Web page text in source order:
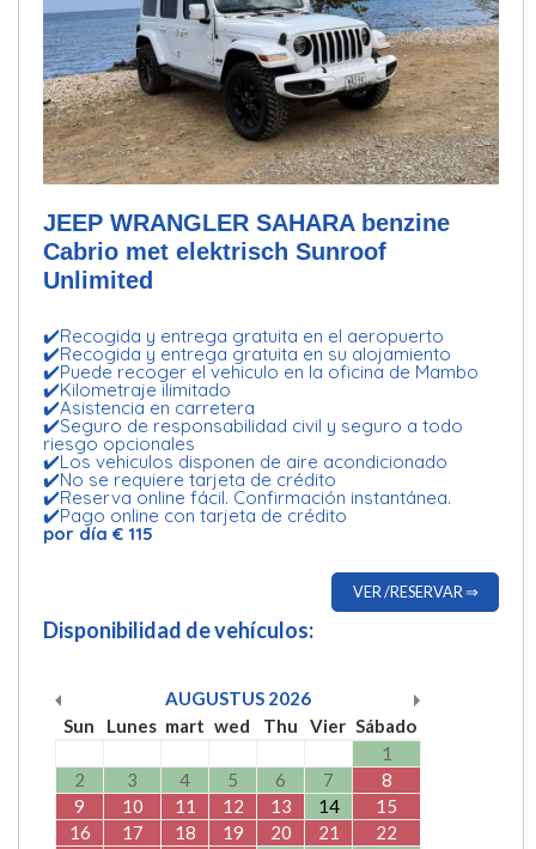
JEEP WRANGLER SAHARA benzine
Cabrio met elektrisch Sunroof
Unlimited
✔️Recogida y entrega gratuita en el aeropuerto
✔️Recogida y entrega gratuita en su alojamiento
✔️Puede recoger el vehiculo en la oficina de Mambo
✔️Kilometraje ilimitado
✔️Asistencia en carretera
✔️Seguro de responsabilidad civil y seguro a todo
riesgo opcionales
✔️Los vehiculos disponen de aire acondicionado
✔️No se requiere tarjeta de crédito
✔️Reserva online fácil. Confirmación instantánea.
✔️Pago online con tarjeta de crédito
por día € 115
VER /RESERVAR ⇒
Disponibilidad de vehículos:
AUGUSTUS 2026
Sun
Lunes mart wed Thu Vier Sábado
1
2
3 4 5 6 7
8
9
10 11 12 13 14
15
16
17 18 19 20 21
22